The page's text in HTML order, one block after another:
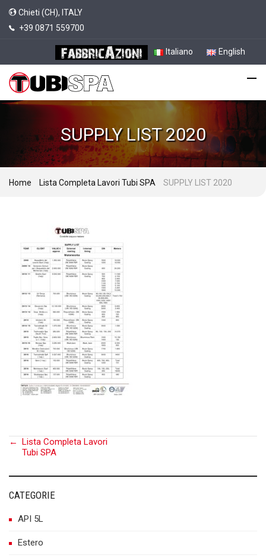
Chieti (CH), ITALY
+39 0871 559700
Italiano English
SUPPLY LIST 2020
Home Lista Completa Lavori Tubi SPA SUPPLY LIST 2020
Post
navigation
← Lista Completa Lavori
Tubi SPA
CATEGORIE
API 5L
Estero